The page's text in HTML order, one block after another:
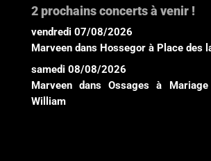
2 prochains concerts à venir !
vendredi 07/08/2026
Marveen dans Hossegor à Place des
samedi 08/08/2026
Marveen dans Ossages à
William